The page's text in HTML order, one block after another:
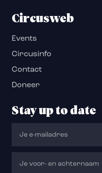
Circusweb
Events
Circusinfo
Contact
Doneer
Stay up to date